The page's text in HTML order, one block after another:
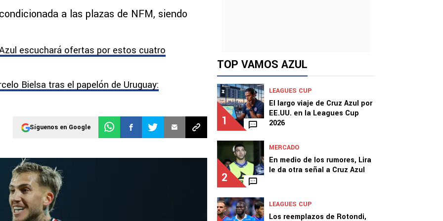
a las plazas de NFM, siendo
escuchará ofertas por estos cuatro
Bielsa tras el papelón de Uruguay:
Síguenos en Google
TOP VAMOS AZUL
1
LEAGUES CUP
El largo viaje de Cruz Azul por
EE.UU. en la Leagues Cup
2026
2
MERCADO
En medio de los rumores, Lira
le da otra señal a Cruz Azul
LEAGUES CUP
Los reemplazos de Rotondi,